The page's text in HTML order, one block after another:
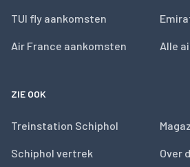
TUI fly aankomsten
Air France aankomsten Alle
ZIE OOK
Treinstation Schiphol
Schiphol vertrek Over